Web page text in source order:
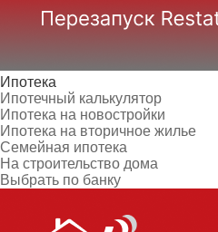
Ипотека
Ипотечный калькулятор
Ипотека на новостройки
Ипотека на вторичное жилье
Семейная ипотека
На строительство дома
Выбрать по банку